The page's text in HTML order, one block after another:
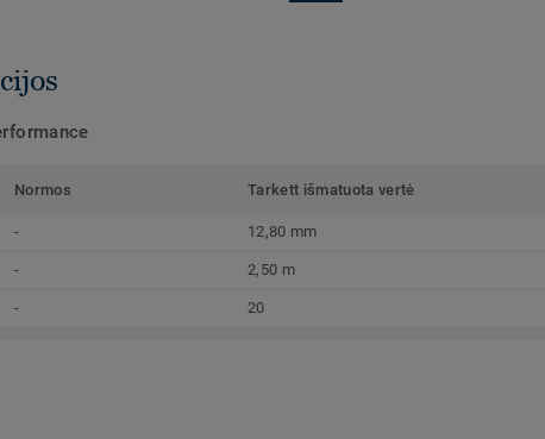
Normos Tarkett išmatuota vertė
- 12,80 mm
- 2,50 m
- 20